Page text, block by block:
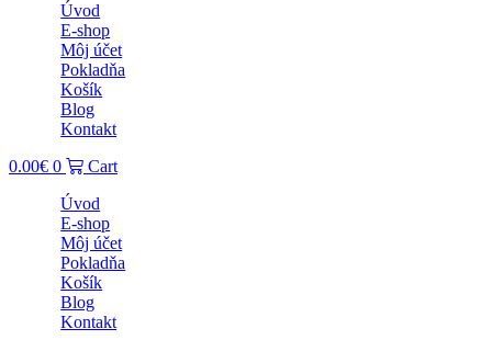
Úvod
E-shop
Môj účet
Pokladňa
Košík
Blog
Kontakt
0.00€ 0
Cart
Úvod
E-shop
Môj účet
Pokladňa
Košík
Blog
Kontakt